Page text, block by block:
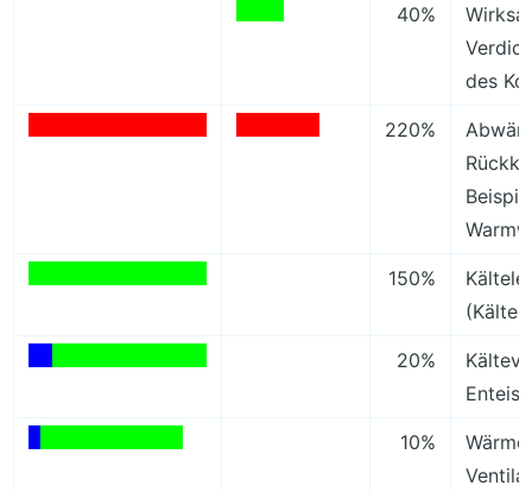
40%
des
220%
150%
20%
10%